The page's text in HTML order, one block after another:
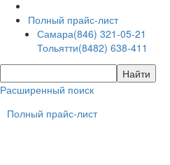
Полный прайс-лист
Самара(846) 321-05-21
Тольятти(8482) 638-411
Расширенный поиск
Полный прайс-лист